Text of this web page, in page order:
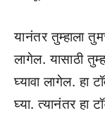
यानंतर तुम्हाला
लागेल. यासाठी
घ्यावा लागेल. हा
घ्या. त्यानंतर हा